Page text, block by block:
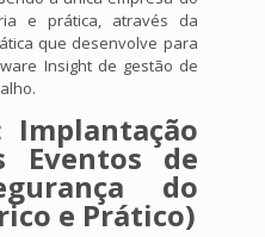
e prática, através da
que desenvolve para
Insight de gestão de
Implantação
Eventos de
do
e Prático)